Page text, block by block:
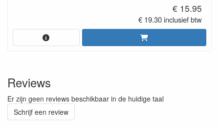
€ 15.95
€ 19.30 inclusief btw
Reviews
Er zijn geen reviews beschikbaar in de huidige taal
Schrijf een review